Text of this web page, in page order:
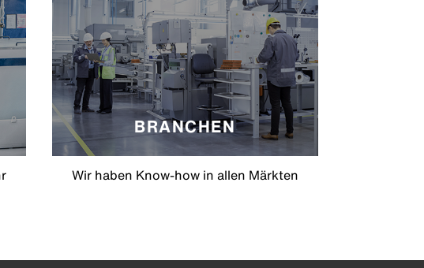
BRANCHEN
Wir haben Know-how in allen Märkten